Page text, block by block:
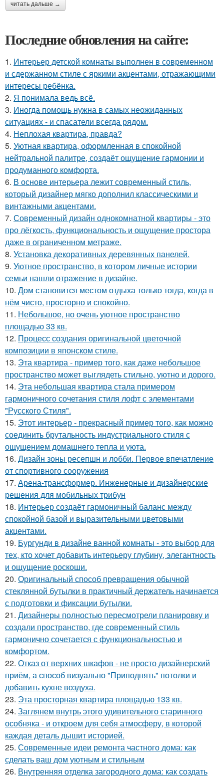
читать дальше →
Последние обновления на сайте:
1. Интерьер детской комнаты выполнен в современном
и сдержанном стиле с яркими акцентами, отражающими
интересы ребёнка.
2. Я понимала ведь всё.
3. Иногда помощь нужна в самых неожиданных
ситуациях - и спасатели всегда рядом.
4. Неплохая квартира, правда?
5. Уютная квартира, оформленная в спокойной
нейтральной палитре, создаёт ощущение гармонии и
продуманного комфорта.
6. В основе интерьера лежит современный стиль,
который дизайнер мягко дополнил классическими и
винтажными акцентами.
7. Современный дизайн однокомнатной квартиры - это
про лёгкость, функциональность и ощущение простора
даже в ограниченном метраже.
8. Установка декоративных деревянных панелей.
9. Уютное пространство, в котором личные истории
семьи нашли отражение в дизайне.
10. Дом становится местом отдыха только тогда, когда в
нём чисто, просторно и спокойно.
11. Небольшое, но очень уютное пространство
площадью 33 кв.
12. Процесс создания оригинальной цветочной
композиции в японском стиле.
13. Эта квартира - пример того, как даже небольшое
пространство может выглядеть стильно, уютно и дорого.
14. Эта небольшая квартира стала примером
гармоничного сочетания стиля лофт с элементами
"Русского Стиля".
15. Этот интерьер - прекрасный пример того, как можно
соединить брутальность индустриального стиля с
ощущением домашнего тепла и уюта.
16. Дизайн зоны ресепшн и лобби. Первое впечатление
от спортивного сооружения
17. Арена-трансформер. Инженерные и дизайнерские
решения для мобильных трибун
18. Интерьер создаёт гармоничный баланс между
спокойной базой и выразительными цветовыми
акцентами.
19. Бургунди в дизайне ванной комнаты - это выбор для
тех, кто хочет добавить интерьеру глубину, элегантность
и ощущение роскоши.
20. Оригинальный способ превращения обычной
стеклянной бутылки в практичный держатель начинается
с подготовки и фиксации бутылки.
21. Дизайнеры полностью пересмотрели планировку и
создали пространство, где современный стиль
гармонично сочетается с функциональностью и
комфортом.
22. Отказ от верхних шкафов - не просто дизайнерский
приём, а способ визуально "Приподнять" потолки и
добавить кухне воздуха.
23. Эта просторная квартира площадью 133 кв.
24. Заглянем внутрь этого удивительного старинного
особняка - и откроем для себя атмосферу, в которой
каждая деталь дышит историей.
25. Современные идеи ремонта частного дома: как
сделать ваш дом уютным и стильным
26. Внутренняя отделка загородного дома: как создать